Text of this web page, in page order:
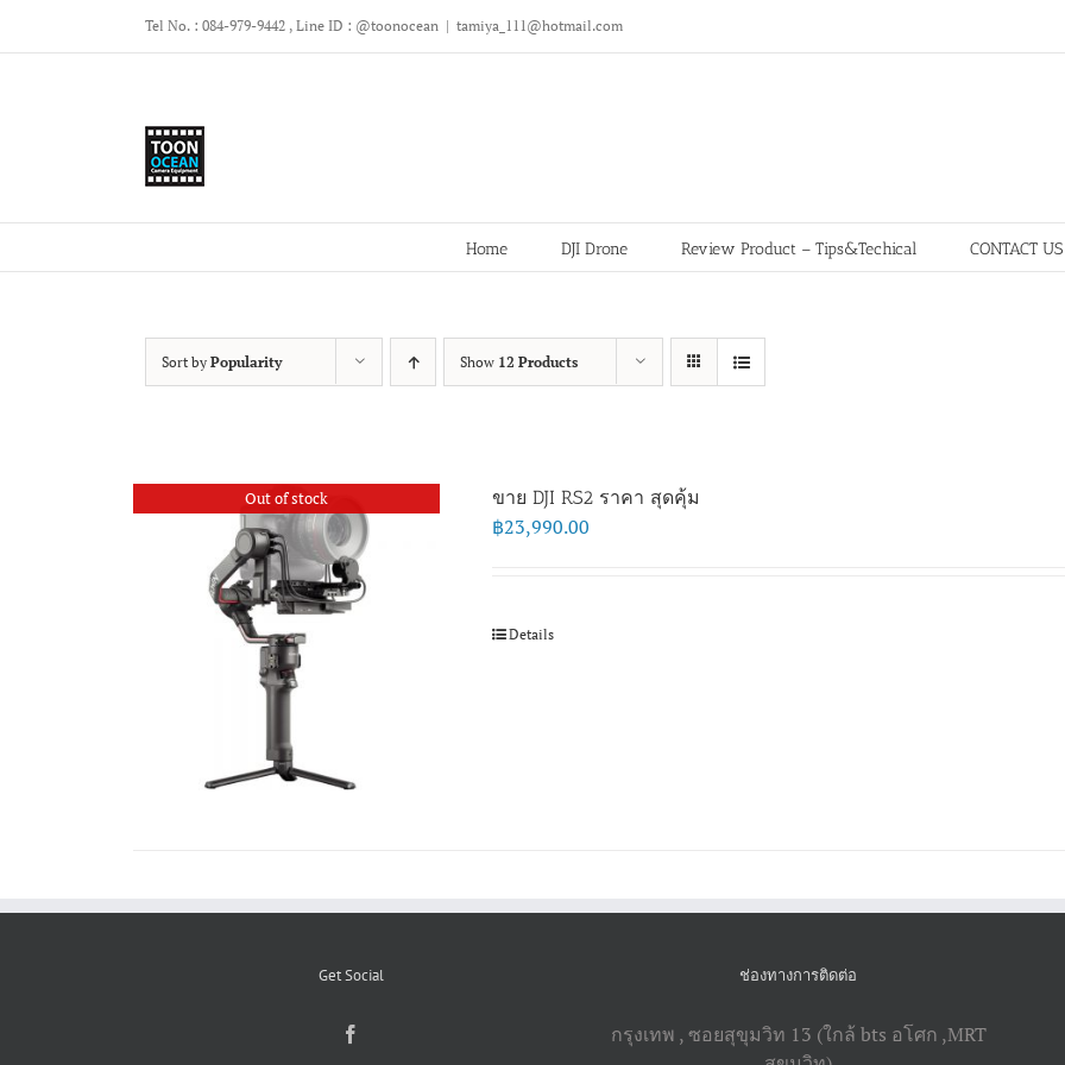
Tel No. : 084-979-9442 , Line ID : @toonocean | tamiya_111@hotmail.com
Home DJI Drone Review Product – Tips&Techical CONTACT US
Sort by Popularity Show 12 Products
Out of stock ขาย DJI RS2 ราคา สุดคุ้ม
฿23,990.00
Details
Get Social ช่องทางการติดต่อ
กรุงเทพ , ซอยสุขุมวิท 13 (ใกล้ bts อโศก ,​MRT